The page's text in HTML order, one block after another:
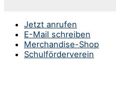
Jetzt anrufen
E-Mail schreiben
Merchandise-Shop
Schulförderverein